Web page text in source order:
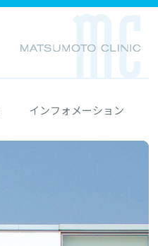
インフォメーション